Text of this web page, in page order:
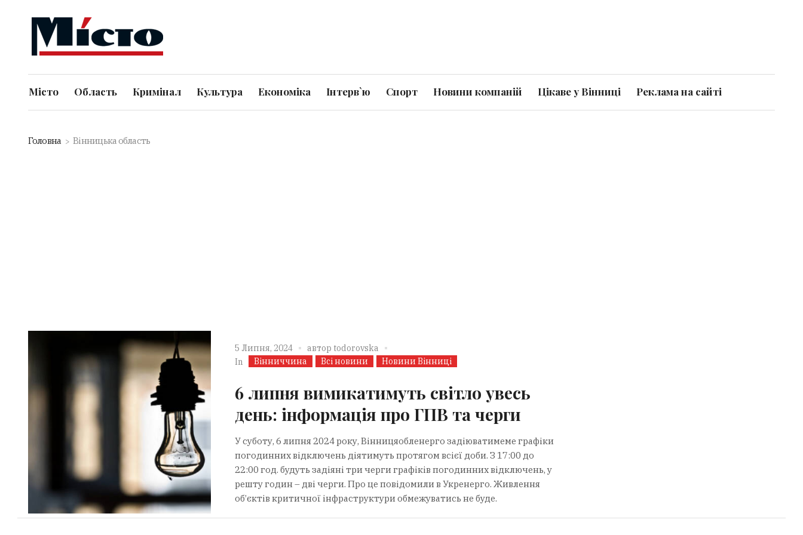
Місто Область Кримінал Культура Економіка Інтерв`ю Спорт Новини компаній Цікаве у Вінниці Реклама на сайті
Головна Вінницька область
5 Липня, 2024 автор todorovska
In
Вінниччина Всі новини Новини Вінниці
6 липня вимикатимуть світло увесь
день: інформація про ГПВ та черги
У суботу, 6 липня 2024 року, Вінницяобленерго задіюватимеме графіки
погодинних відключень діятимуть протягом всієї доби. З 17:00 до
22:00 год. будуть задіяні три черги графіків погодинних відключень, у
решту годин – дві черги. Про це повідомили в Укренерго. Живлення
об’єктів критичної інфраструктури обмежуватись не буде.